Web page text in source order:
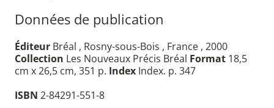
Données de publication
Éditeur Bréal , Rosny-sous-Bois , France , 2000
Collection Les Nouveaux Précis Bréal Format 18,5
cm x 26,5 cm, 351 p. Index Index. p. 347
ISBN 2-84291-551-8